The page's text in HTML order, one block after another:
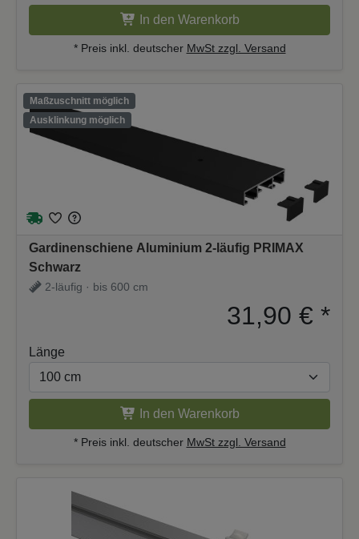
In den Warenkorb
* Preis inkl. deutscher MwSt zzgl. Versand
Maßzuschnitt möglich
Ausklinkung möglich
Gardinenschiene Aluminium 2-läufig PRIMAX
Schwarz
2-läufig · bis 600 cm
31,90 € *
Länge
In den Warenkorb
* Preis inkl. deutscher MwSt zzgl. Versand